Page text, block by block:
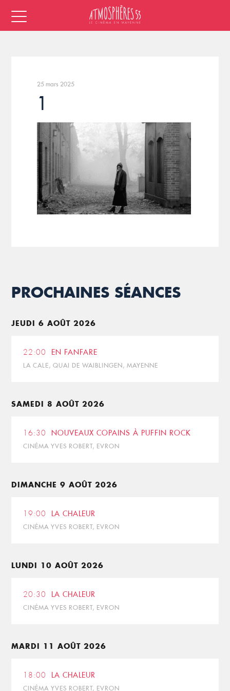
25 mars 2025
1
PROCHAINES SÉANCES
JEUDI 6 AOÛT 2026
22:00 EN FANFARE
LA CALE, QUAI DE WAIBLINGEN, MAYENNE
SAMEDI 8 AOÛT 2026
16:30 NOUVEAUX COPAINS À PUFFIN ROCK
CINÉMA YVES ROBERT, EVRON
DIMANCHE 9 AOÛT 2026
19:00 LA CHALEUR
CINÉMA YVES ROBERT, EVRON
LUNDI 10 AOÛT 2026
20:30 LA CHALEUR
CINÉMA YVES ROBERT, EVRON
MARDI 11 AOÛT 2026
18:00 LA CHALEUR
CINÉMA YVES ROBERT, EVRON